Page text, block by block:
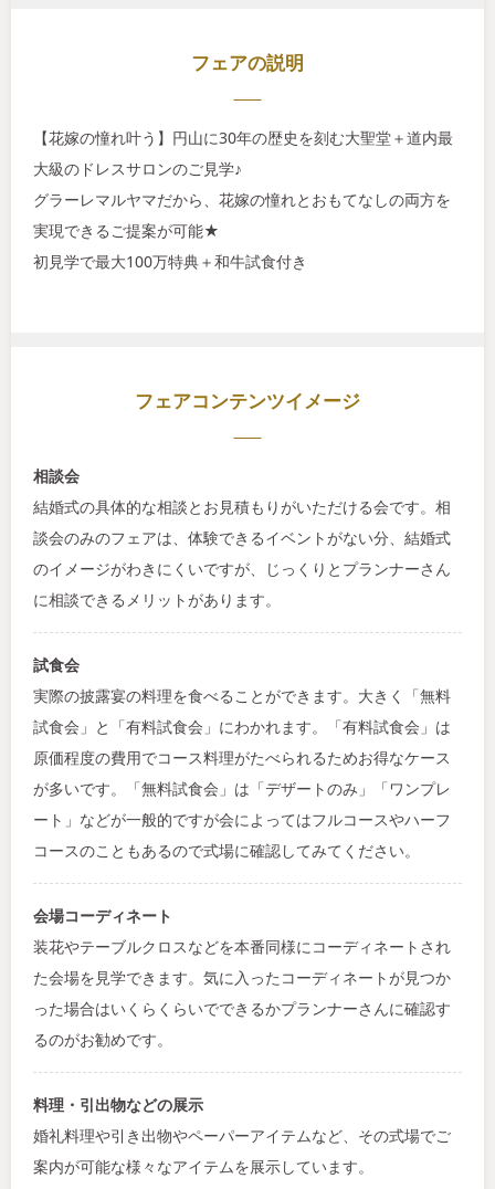
フェアの説明
【花嫁の憧れ叶う】円山に30年の歴史を刻む大聖堂＋道内最
大級のドレスサロンのご見学♪
グラーレマルヤマだから、花嫁の憧れとおもてなしの両方を
実現できるご提案が可能★
初見学で最大100万特典＋和牛試食付き
フェアコンテンツイメージ
相談会
結婚式の具体的な相談とお見積もりがいただける会です。相
談会のみのフェアは、体験できるイベントがない分、結婚式
のイメージがわきにくいですが、じっくりとプランナーさん
に相談できるメリットがあります。
試食会
実際の披露宴の料理を食べることができます。大きく「無料
試食会」と「有料試食会」にわかれます。「有料試食会」は
原価程度の費用でコース料理がたべられるためお得なケース
が多いです。「無料試食会」は「デザートのみ」「ワンプレ
ート」などが一般的ですが会によってはフルコースやハーフ
コースのこともあるので式場に確認してみてください。
会場コーディネート
装花やテーブルクロスなどを本番同様にコーディネートされ
た会場を見学できます。気に入ったコーディネートが見つか
った場合はいくらくらいでできるかプランナーさんに確認す
るのがお勧めです。
料理・引出物などの展示
婚礼料理や引き出物やペーパーアイテムなど、その式場でご
案内が可能な様々なアイテムを展示しています。